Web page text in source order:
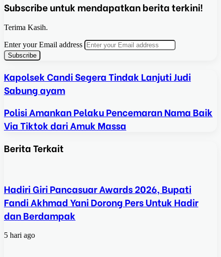
Subscribe untuk mendapatkan berita terkini!
Terima Kasih.
Enter your Email address
Kapolsek Candi Segera Tindak Lanjuti Judi
Sabung ayam
Polisi Amankan Pelaku Pencemaran Nama Baik
Via Tiktok dari Amuk Massa
Berita Terkait
Hadiri Giri Pancasuar Awards 2026, Bupati
Fandi Akhmad Yani Dorong Pers Untuk Hadir
dan Berdampak
5 hari ago